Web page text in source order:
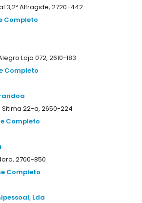
3,2º Alfragide, 2720-442
Completo
Loja 072, 2610-183
Completo
Sitima 22-a, 2650-224
Completo
2700-850
Completo
Lda